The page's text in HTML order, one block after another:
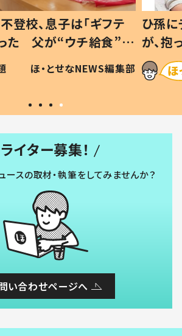
登校、息子は「ギフテ
った 父が“ウチ給食”を
る理由とは #令和の親
ほ・とせなNEWS編集部
ひ孫
が、
「涙が
い」
ライター募集！
ースの取材・執筆をしてみませんか？
い合わせページへ